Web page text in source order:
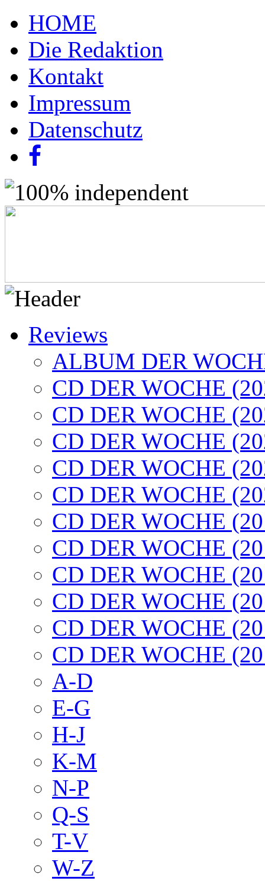
HOME
Die Redaktion
Kontakt
Impressum
Datenschutz
Reviews
ALBUM DER
CD DER WOCHE
CD DER WOCHE
CD DER WOCHE
CD DER WOCHE
CD DER WOCHE
CD DER WOCHE
CD DER WOCHE
CD DER WOCHE
CD DER WOCHE
CD DER WOCHE
CD DER WOCHE
A-D
E-G
H-J
K-M
N-P
Q-S
T-V
W-Z